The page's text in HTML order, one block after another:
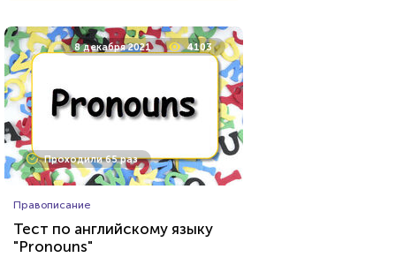
11 февраля 2022 6622
Тест для любителей
кулинарии: финская и
английская кухни. Что вам о
8 декабря 2021 4103
Проходили 65 раз
Правописание
Тест по английскому языку
"Pronouns"